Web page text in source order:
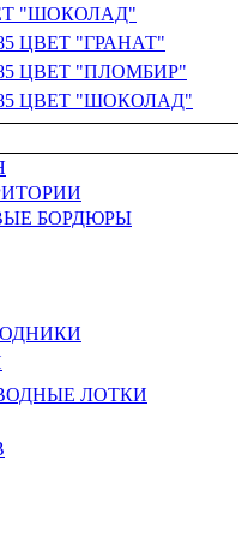
"ШОКОЛАД"
ЦВЕТ "ГРАНАТ"
85 ЦВЕТ "ПЛОМБИР"
85 ЦВЕТ "ШОКОЛАД"
БОРДЮРЫ
ЛОТКИ